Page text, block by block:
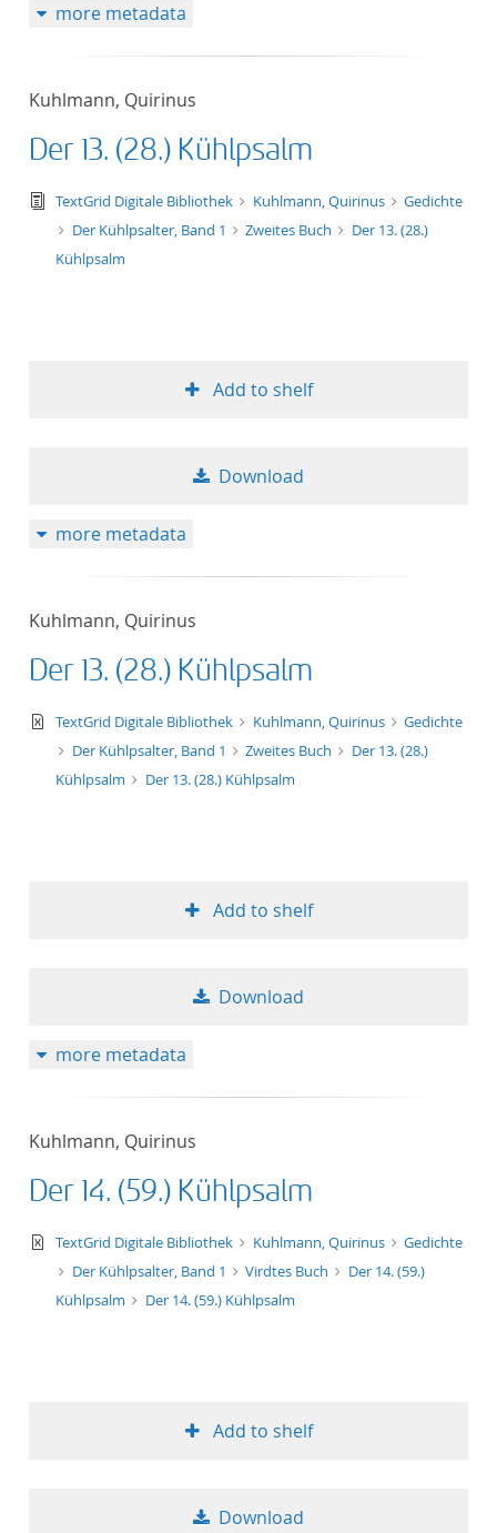
more metadata
Kuhlmann, Quirinus
Der 13. (28.) Kühlpsalm
text/tg.edition+tg.aggregation+xml
TextGrid Digitale Bibliothek Kuhlmann, Quirinus
Gedichte
Der Kühlpsalter, Band 1
Zweites Buch
Der 13. (28.)
Kühlpsalm
Add to shelf
Download
more metadata
Kuhlmann, Quirinus
Der 13. (28.) Kühlpsalm
text/xml
TextGrid Digitale Bibliothek Kuhlmann, Quirinus
Gedichte
Der Kühlpsalter, Band 1
Zweites Buch
Der 13. (28.)
Kühlpsalm
Der 13. (28.) Kühlpsalm
Add to shelf
Download
more metadata
Kuhlmann, Quirinus
Der 14. (59.) Kühlpsalm
text/xml
TextGrid Digitale Bibliothek Kuhlmann, Quirinus
Gedichte
Der Kühlpsalter, Band 1
Virdtes Buch
Der 14. (59.)
Kühlpsalm
Der 14. (59.) Kühlpsalm
Add to shelf
Download